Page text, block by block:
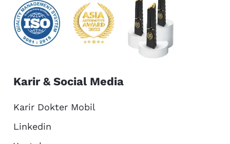
Karir & Social Media
Karir Dokter Mobil
Linkedin